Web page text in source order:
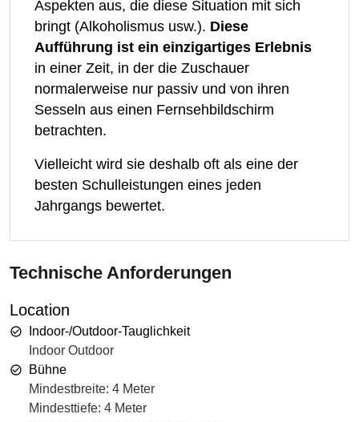
Aspekten aus, die diese Situation mit sich
bringt (Alkoholismus usw.). Diese
Aufführung ist ein einzigartiges Erlebnis
in einer Zeit, in der die Zuschauer
normalerweise nur passiv und von ihren
Sesseln aus einen Fernsehbildschirm
betrachten.
Vielleicht wird sie deshalb oft als eine der
besten Schulleistungen eines jeden
Jahrgangs bewertet.
Technische Anforderungen
Location
Indoor-/Outdoor-Tauglichkeit
Indoor Outdoor
Bühne
Mindestbreite: 4 Meter
Mindesttiefe: 4 Meter